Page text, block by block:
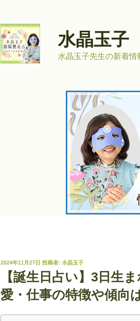
水晶玉子
水晶玉子先生の新着情
投
2024年11月27日 投稿者: 水晶玉子
【誕生日占い】3日生
愛・仕事の特徴や傾向